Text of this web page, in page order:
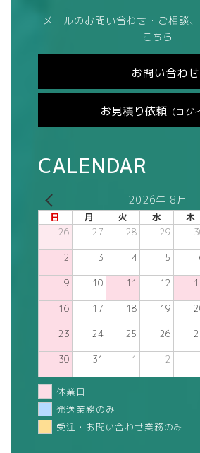
メールのお問い合わせ・ご相談
こちら
お問い合わせ
お見積り依頼 （ログ
CALENDAR
2026年 8月
日 月 火 水 木
26 27 28 29
2 3 4 5
9 10 11 12
16 17 18 19
23 24 25 26
30 31 1 2
休業日
発送業務のみ
受注・お問い合わせ業務のみ